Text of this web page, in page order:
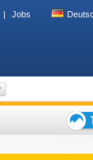
Jobs
für